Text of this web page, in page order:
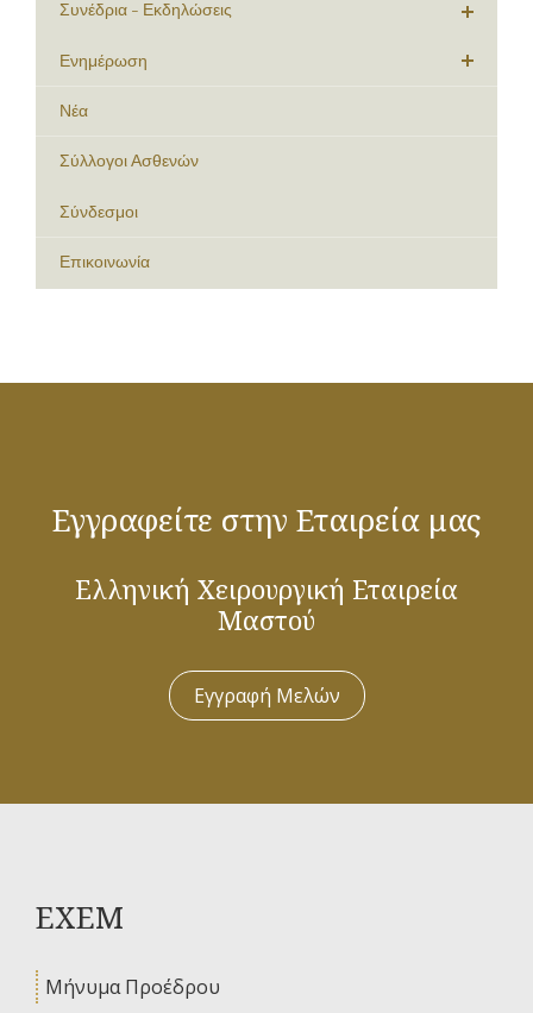
Συνέδρια - Εκδηλώσεις
Ενημέρωση
Νέα
Σύλλογοι Ασθενών
Σύνδεσμοι
Επικοινωνία
Εγγραφείτε στην Εταιρεία μας
Ελληνική Χειρουργική Εταιρεία
Μαστού
Εγγραφή Μελών
ΕΧΕΜ
Μήνυμα Προέδρου